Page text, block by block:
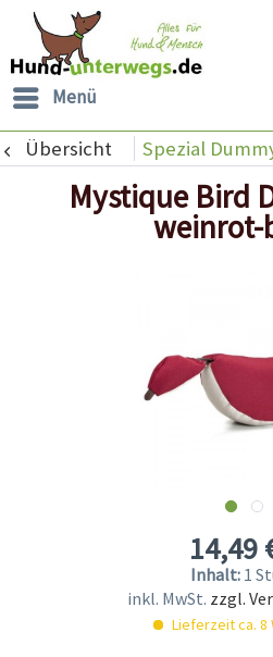
Menü
Übersicht Spezial
Mystique Bird
weinrot-
14,49
Inhalt: 1
inkl. MwSt. zzgl.
Lieferzeit ca. 8